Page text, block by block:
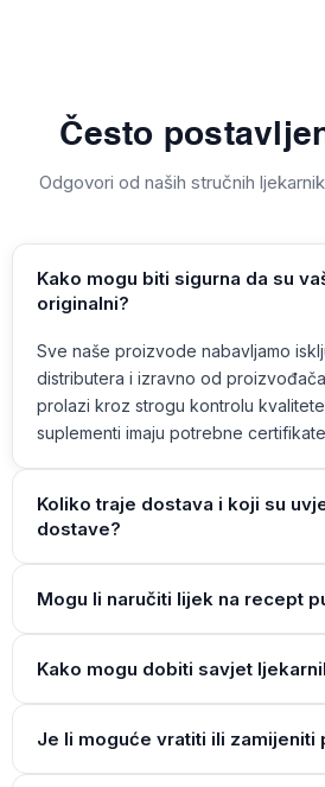
Često
Odgovori od naših stručnih
Kako mogu biti sigurna da su
originalni?
Sve naše proizvode nabavljamo
distributera i izravno od
prolazi kroz strogu kontrolu
suplementi imaju potrebne
Koliko traje dostava i koji su
dostave?
Mogu li naručiti lijek na recept
Kako mogu dobiti savjet
Je li moguće vratiti ili zamijeniti